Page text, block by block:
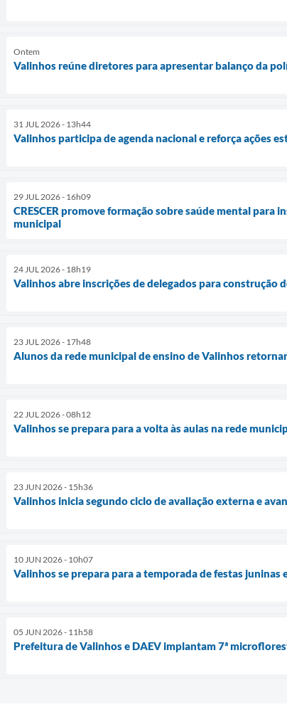
Ontem
Valinhos reúne diretores para apresentar balanço da
31 JUL 2026 - 13h44
Valinhos participa de agenda nacional e reforça ações
29 JUL 2026 - 16h09
CRESCER promove formação sobre saúde mental para
municipal
24 JUL 2026 - 18h19
Valinhos abre inscrições de delegados para
23 JUL 2026 - 17h48
Alunos da rede municipal de ensino de Valinhos
22 JUL 2026 - 08h12
Valinhos se prepara para a volta às aulas na rede
23 JUN 2026 - 15h36
Valinhos inicia segundo ciclo de avaliação externa e
10 JUN 2026 - 10h07
Valinhos se prepara para a temporada de festas
05 JUN 2026 - 11h58
Prefeitura de Valinhos e DAEV implantam 7ª